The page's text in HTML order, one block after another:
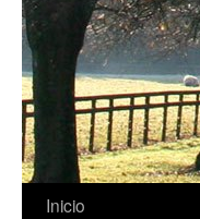
Saltar
Inicio